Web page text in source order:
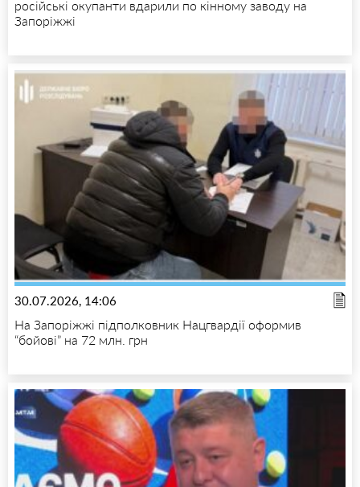
російські окупанти вдарили по кінному заводу на
Запоріжжі
30.07.2026, 14:06
На Запоріжжі підполковник Нацгвардії оформив
“бойові” на 72 млн. грн